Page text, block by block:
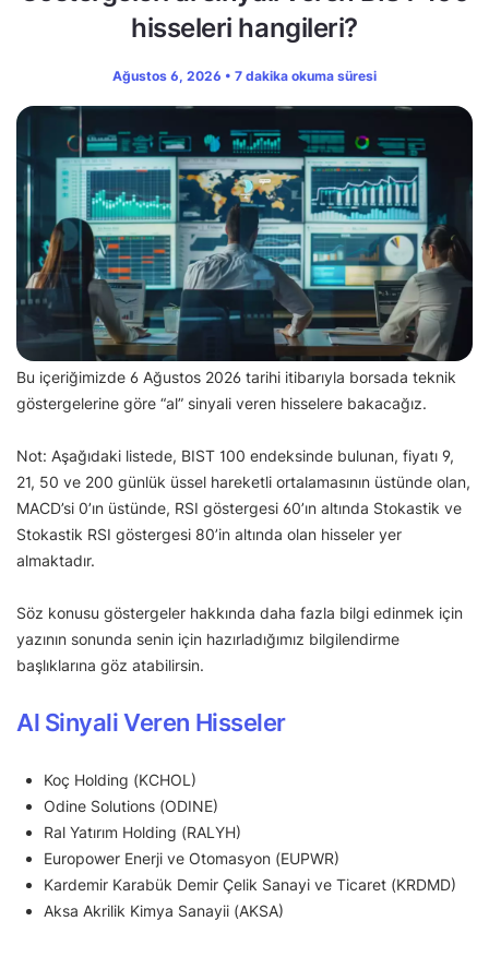
hisseleri hangileri?
Ağustos 6, 2026 • 7 dakika okuma süresi
Bu içeriğimizde 6 Ağustos 2026 tarihi itibarıyla borsada teknik
göstergelerine göre “al” sinyali veren hisselere bakacağız.
Not: Aşağıdaki listede, BIST 100 endeksinde bulunan, fiyatı 9,
21, 50 ve 200 günlük üssel hareketli ortalamasının üstünde olan,
MACD’si 0’ın üstünde, RSI göstergesi 60’ın altında Stokastik ve
Stokastik RSI göstergesi 80’in altında olan hisseler yer
almaktadır.
Söz konusu göstergeler hakkında daha fazla bilgi edinmek için
yazının sonunda senin için hazırladığımız bilgilendirme
başlıklarına göz atabilirsin.
Al Sinyali Veren Hisseler
Koç Holding (KCHOL)
Odine Solutions (ODINE)
Ral Yatırım Holding (RALYH)
Europower Enerji ve Otomasyon (EUPWR)
Kardemir Karabük Demir Çelik Sanayi ve Ticaret (KRDMD)
Aksa Akrilik Kimya Sanayii (AKSA)